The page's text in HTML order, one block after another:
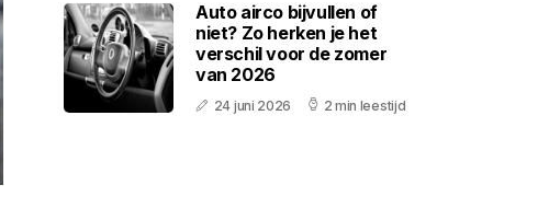
Auto airco bijvullen of
niet? Zo herken je het
verschil voor de zomer
van 2026
24 juni 2026 2 min leestijd